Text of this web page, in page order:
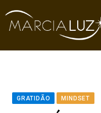
GRATIDÃO MINDSET